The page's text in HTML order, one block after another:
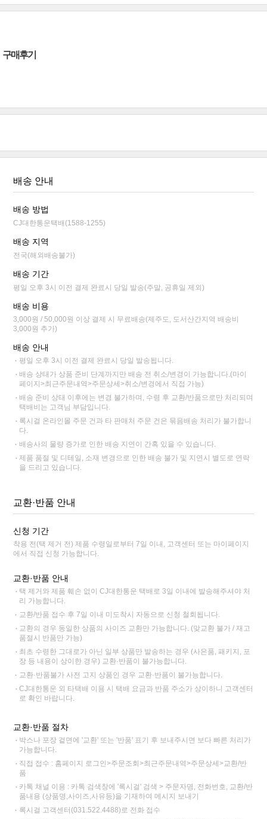
구매후기
배송 안내
배송 방법
CJ대한통운택배(1588-1255)
배송 지역
전국(해외배송불가)
배송 기간
평일 오후 3시 이전 결제 완료시 당일 발송(주말, 공휴일 제외)
배송 비용
3,000원 / 50,000원 이상 결제 시 무료배송(제주도, 도서산간지역 배송비
3,000원 추가)
배송 안내
평일 오후 3시 이전 결제 완료시 당일 발송됩니다.
배송 상태가 상품 준비 단계까지만 배송 전 취소/변경이 가능합니다.(마이
페이지>최근주문내역>주문상세>취소/변경에서 직접 가능)
배송 준비 상태 이후에는 변경 불가하며, 수령 후 교환/반품으로만 처리되며
택배비는 고객님 부담입니다.
록시걸 온라인몰 주문 건과 타 판매처 주문 건은 묶음배송 처리가 불가합니
다.
배송사의 물량 증가로 인한 배송 지연이 간혹 있을 수 있습니다.
제품 품절 및 디테일, 소재 변경으로 인한 배송 불가 및 지연시 별도로 연락
을 드리고 있습니다.
교환·반품 안내
신청 기간
착용 전(택 제거 전) 제품 수령일로부터 7일 이내, 고객센터 또는 마이페이지
에서 직접 신청 가능합니다.
교환·반품 안내
택 제거와 제품 훼손 없이 CJ대한통운 택배로 3일 이내에 발송해주셔야 처
리 가능합니다.
교환/반품 접수 후 7일 이내 미도착시 자동으로 신청 철회됩니다.
교환의 경우 동일한 상품의 사이즈 교환만 가능합니다. (맞교환 불가 / 재고
품절시 반품만 가능)
최초 수령한 그대로가 아닌 일부 상품만 발송하는 경우 (사은품, 패키지, 포
장 등 내용이 상이한 경우) 교환·반품이 불가능합니다.
교환·반품불가 사전 고지 상품인 경우 교환·반품이 불가능합니다.
CJ대한통운 외 타택배 이용 시 택배 요금과 반품 주소가 상이하니 고객센터
로 확인 바랍니다.
교환·반품 절차
박스나 포장 겉면에 '교환' 또는 '반품' 표기 후 보내주시면 보다 빠른 처리가
가능합니다.
직접 접수 : 홈페이지 로그인>주문조회>최근주문내역>주문상세>교환/반
품
카톡 채널 이용 : 카톡 검색창에 '록시걸' 검색 > 주문자명, 전화번호, 교환/반
품내용 (상품명,사이즈,사유등)을 기재하여 메시지 보내기
록시걸 고객센터(031.522.4488)로 전화 접수